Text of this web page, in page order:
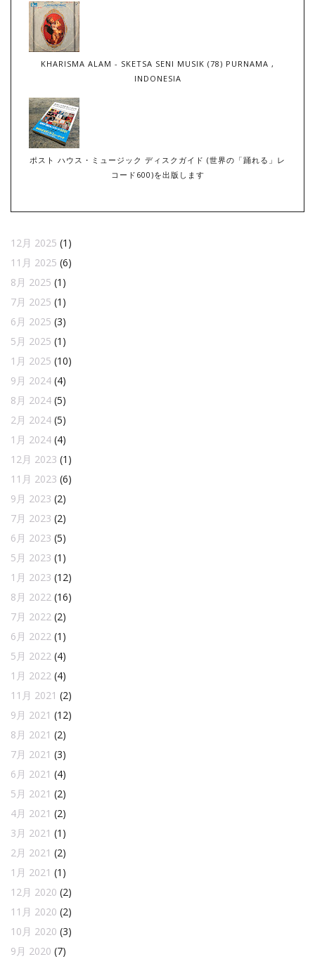
KHARISMA ALAM - SKETSA SENI MUSIK (78) PURNAMA ,
INDONESIA
ポスト ハウス・ミュージック ディスクガイド (世界の「踊れる」レ
コード600)を出版します
12月 2025 (1)
11月 2025 (6)
8月 2025 (1)
7月 2025 (1)
6月 2025 (3)
5月 2025 (1)
1月 2025 (10)
9月 2024 (4)
8月 2024 (5)
2月 2024 (5)
1月 2024 (4)
12月 2023 (1)
11月 2023 (6)
9月 2023 (2)
7月 2023 (2)
6月 2023 (5)
5月 2023 (1)
1月 2023 (12)
8月 2022 (16)
7月 2022 (2)
6月 2022 (1)
5月 2022 (4)
1月 2022 (4)
11月 2021 (2)
9月 2021 (12)
8月 2021 (2)
7月 2021 (3)
6月 2021 (4)
5月 2021 (2)
4月 2021 (2)
3月 2021 (1)
2月 2021 (2)
1月 2021 (1)
12月 2020 (2)
11月 2020 (2)
10月 2020 (3)
9月 2020 (7)